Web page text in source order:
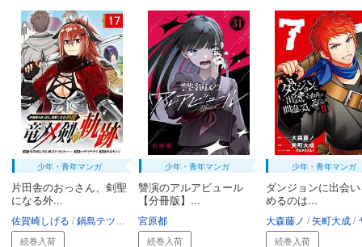
少年・青年マンガ
片田舎のおっさん、剣聖
になる外...
佐賀崎しげる 鍋島テツヒロ ハザマササミ
続巻入荷
少年・青年マンガ
讐演のアルアビュール
【分冊版】...
宮原都
続巻入荷
少年・青年マンガ
ダンジョンに出会
めるのは...
大森藤ノ 矢町大成 ヤ
続巻入荷